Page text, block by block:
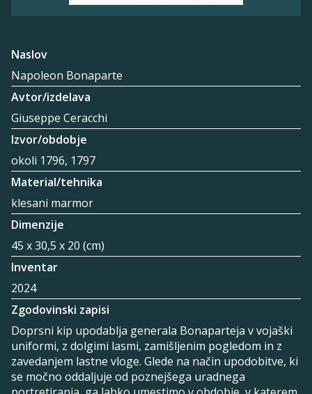
Naslov
Napoleon Bonaparte
Avtor/izdelava
Giuseppe Ceracchi
Izvor/obdobje
okoli 1796, 1797
Material/tehnika
klesani marmor
Dimenzije
45 x 30,5 x 20 (cm)
Inventar
2024
Zgodovinski zapisi
Doprsni kip upodablja generala Bonaparteja v vojaški
uniformi, z dolgimi lasmi, zamišljenim pogledom in z
zavedanjem lastne vloge. Glede na način upodobitve, ki
se močno oddaljuje od poznejšega uradnega